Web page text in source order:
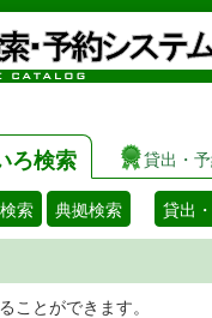
ろ検索 貸出・
索 典拠検索 貸出
ことができます。